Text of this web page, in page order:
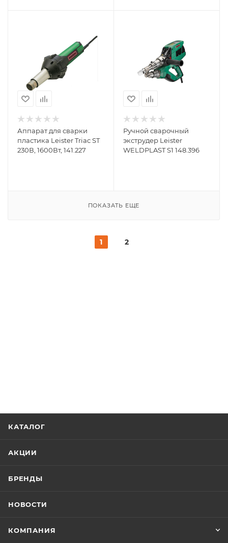
Аппарат для сварки
пластика Leister Triac ST
230В, 1600Вт, 141.227
Ручной сварочный
экструдер Leister
WELDPLAST S1 148.396
ПОКАЗАТЬ ЕЩЕ
1 2
КАТАЛОГ
АКЦИИ
БРЕНДЫ
НОВОСТИ
КОМПАНИЯ